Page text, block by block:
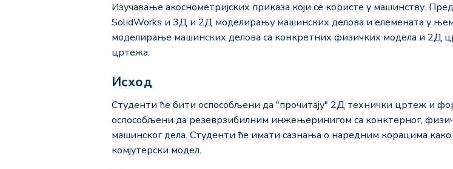
Изучавање акоснометријских приказа који се користе у машинству.
SolidWorks и 3Д и 2Д моделирању машинских делова и елемената у
моделирање машинских делова са конкретних физичких модела и 2Д
цртежа.
Исход
Студенти ће бити оспособљени да "прочитају" 2Д технички цртеж и
оспособљени да резеврзибилним инжењеринигом са конктерног,
машинског дела. Студенти ће имати сазнања о наредним корацима како
комјутерски модел.